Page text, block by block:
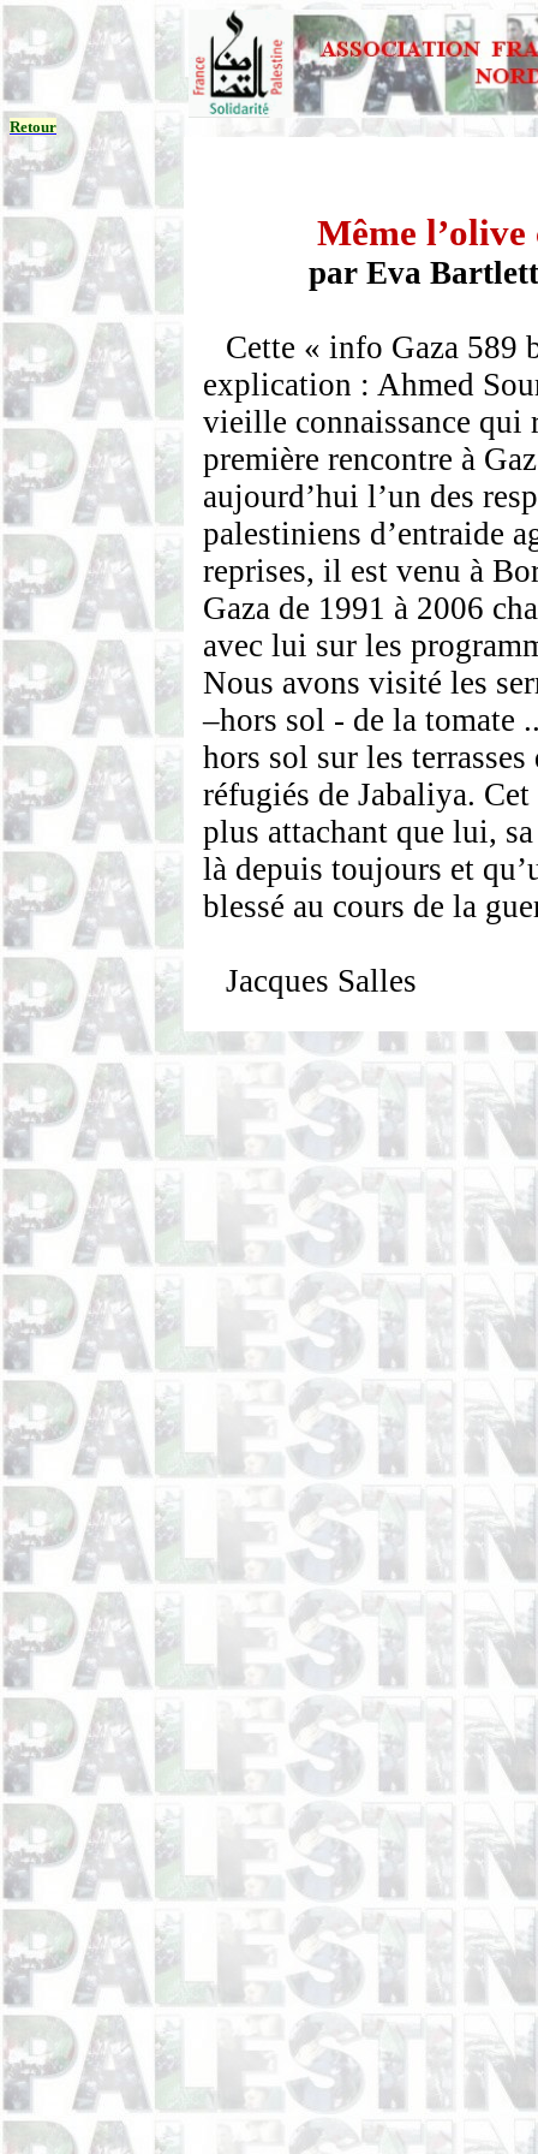
Retour
Même
par Eva Bartlett
Cette « info Gaza 589
explication : Ahmed
vieille connaissance qui
première rencontre à
aujourd’hui l’un des
palestiniens d’entraide
reprises, il est venu à
Gaza de 1991 à 2006
avec lui sur les
Nous avons visité les
–hors sol - de la tomate
hors sol sur les
réfugiés deJabaliya. Cet
plus attachant que lui,
là depuis toujours et
blessé au cours de la
Jacques Salles